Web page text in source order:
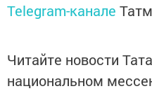
Telegram-канале
Читайте новости
национальном